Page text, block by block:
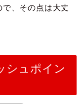
、その点は大丈
シュポイン